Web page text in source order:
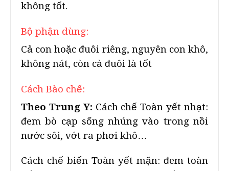
không tốt.
Bộ phận dùng:
Cả con hoặc đuôi riêng, nguyên con khô,
không nát, còn cả đuôi là tốt
Cách Bào chế:
Theo Trung Y: Cách chế Toàn yết nhạt:
đem bò cạp sống nhúng vào trong nồi
nước sôi, vớt ra phơi khô…
Cách chế biến Toàn yết mặn: đem toàn